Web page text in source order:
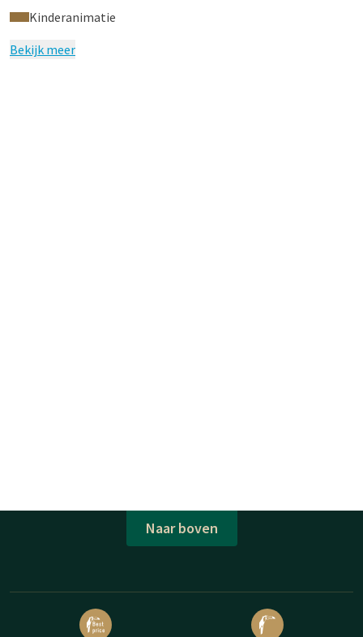
Kinderanimatie
Bekijk meer
Naar boven